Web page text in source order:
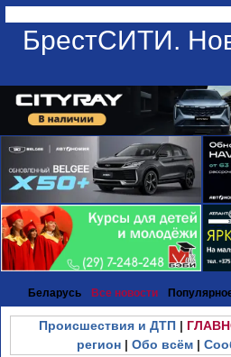
БрестСИТИ.
Беларусь Все новости
Происшествия и ДТП|
регион | Обо всём |